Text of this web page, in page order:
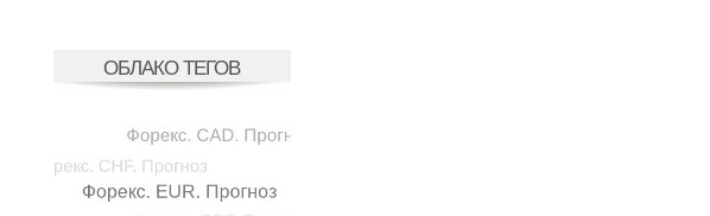
ОБЛАКО ТЕГОВ